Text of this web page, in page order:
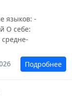
языков: -
О себе:
Подробнее